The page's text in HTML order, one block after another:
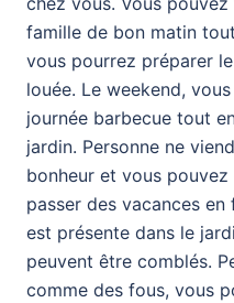
famille de bon matin
vous pourrez préparer
louée. Le weekend,
journée barbecue tout
jardin. Personne ne
bonheur et vous
passer des vacances en
est présente dans le
peuvent être comblés.
comme des fous, vous